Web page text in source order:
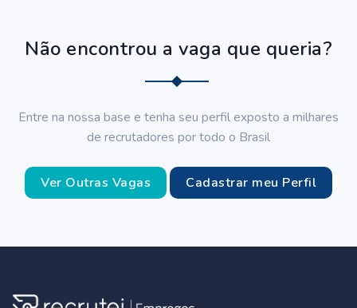
Não encontrou a vaga que queria?
Entre na nossa base e tenha seu perfil exposto a milhares
de recrutadores por todo o Brasil
Ver Outras Vagas Cadastrar meu Perfil